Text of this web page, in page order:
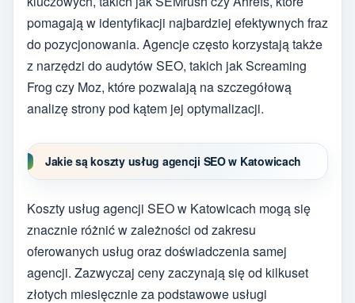
pomagają w identyfikacji najbardziej efektywnych fraz
do pozycjonowania. Agencje często korzystają także
z narzędzi do audytów SEO, takich jak Screaming
Frog czy Moz, które pozwalają na szczegółową
analizę strony pod kątem jej optymalizacji.
Jakie są koszty usług agencji SEO w Katowicach
Koszty usług agencji SEO w Katowicach mogą się
znacznie różnić w zależności od zakresu
oferowanych usług oraz doświadczenia samej
agencji. Zazwyczaj ceny zaczynają się od kilkuset
złotych miesięcznie za podstawowe usługi